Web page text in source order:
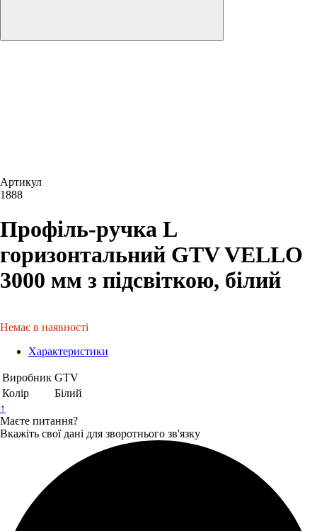
Артикул
1888
Профіль-ручка L
горизонтальний GTV VELLO
3000 мм з підсвіткою, білий
Немає в наявності
Характеристики
Виробник GTV
Колір
Білий
↑
Маєте питання?
Вкажіть свої дані для зворотнього зв'язку